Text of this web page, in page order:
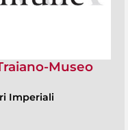
Museo
Imperiali